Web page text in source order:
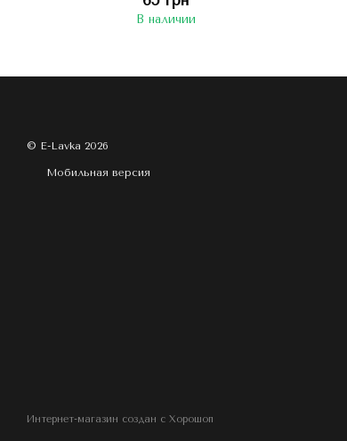
В наличии
© E-Lavka 2026
Мобильная версия
Интернет-магазин создан с Хорошоп